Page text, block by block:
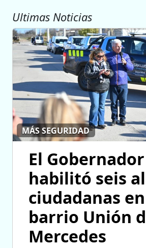
Ultimas Noticias
MÁS SEGURIDAD
El Gobernador
habilitó seis
ciudadanas
barrio Unión
Mercedes